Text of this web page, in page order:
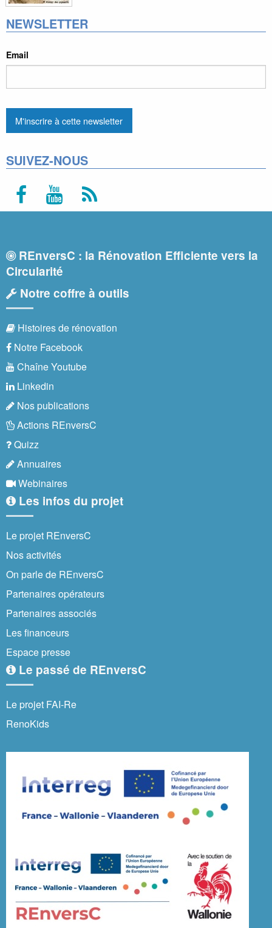
NEWSLETTER
Email
SUIVEZ-NOUS
REnversC : la Rénovation Efficiente vers la
Circularité
Notre coffre à outils
Histoires de rénovation
Notre Facebook
Chaîne Youtube
Linkedin
Nos publications
Actions REnversC
Quizz
Annuaires
Webinaires
Les infos du projet
Le projet REnversC
Nos activités
On parle de REnversC
Partenaires opérateurs
Partenaires associés
Les financeurs
Espace presse
Le passé de REnversC
Le projet FAI-Re
RenoKids